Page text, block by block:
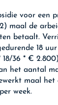
voor een
maal de
betaalt.
18
18/36 * €
het aantal
maal het
week.